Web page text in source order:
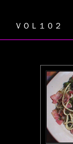
ＶＯＬ１０２